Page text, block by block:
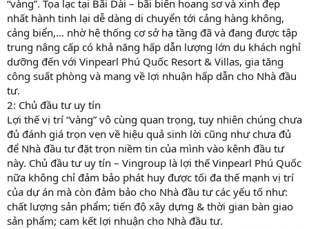
“vàng”. Tọa lạc tại Bãi Dài – bãi biển hoang sơ và xinh đẹp
nhất hành tinh lại dễ dàng di chuyển tới cảng hàng không,
cảng biển,… nhờ hệ thống cơ sở hạ tầng đã và đang được tập
trung nâng cấp có khả năng hấp dẫn lượng lớn du khách nghỉ
dưỡng đến với Vinpearl Phú Quốc Resort & Villas, gia tăng
công suất phòng và mang về lợi nhuận hấp dẫn cho Nhà đầu
tư.
2: Chủ đầu tư uy tín
Lợi thế vị trí “vàng” vô cùng quan trọng, tuy nhiên chúng chưa
đủ đánh giá trọn vẹn về hiệu quả sinh lời cũng như chưa đủ
để Nhà đầu tư đặt trọn niềm tin của mình vào kênh đầu tư
này. Chủ đầu tư uy tín – Vingroup là lợi thế Vinpearl Phú Quốc
nữa không chỉ đảm bảo phát huy được tối đa thế mạnh vị trí
của dự án mà còn đảm bảo cho Nhà đầu tư các yếu tố như:
chất lượng sản phẩm; tiến độ xây dựng & thời gian bàn giao
sản phẩm; cam kết lợi nhuận cho Nhà đầu tư.